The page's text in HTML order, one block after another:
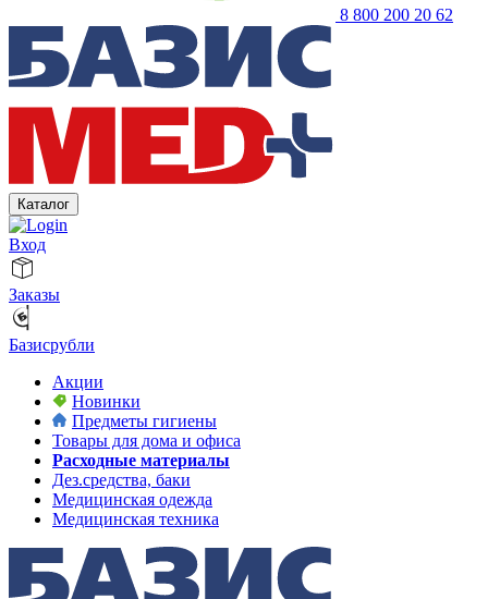
8 800 200 20 62
Каталог
Вход
Заказы
Базисрубли
Акции
Новинки
Предметы гигиены
Товары для дома и офиса
Расходные материалы
Дез.средства, баки
Медицинская одежда
Медицинская техника